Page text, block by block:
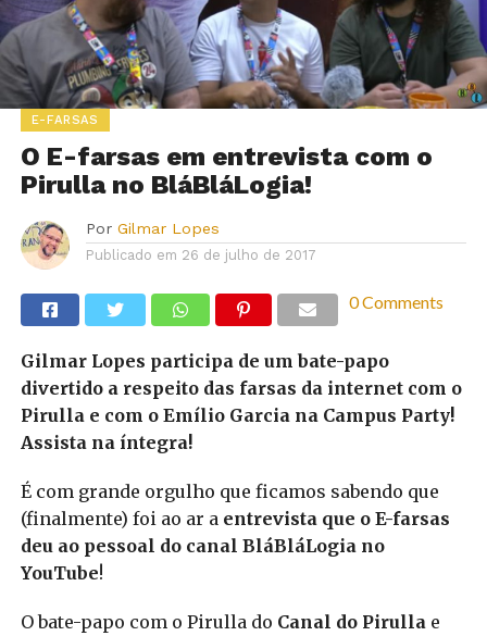
E-FARSAS
O E-farsas em entrevista com o
Pirulla no BláBláLogia!
Por Gilmar Lopes
Publicado em 26 de julho de 2017
0 Comments
Gilmar Lopes participa de um bate-papo
divertido a respeito das farsas da internet com o
Pirulla e com o Emílio Garcia na Campus Party!
Assista na íntegra!
É com grande orgulho que ficamos sabendo que
(finalmente) foi ao ar a entrevista que o E-farsas
deu ao pessoal do canal BláBláLogia no
YouTube!
O bate-papo com o Pirulla do Canal do Pirulla e